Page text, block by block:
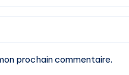
prochain commentaire.